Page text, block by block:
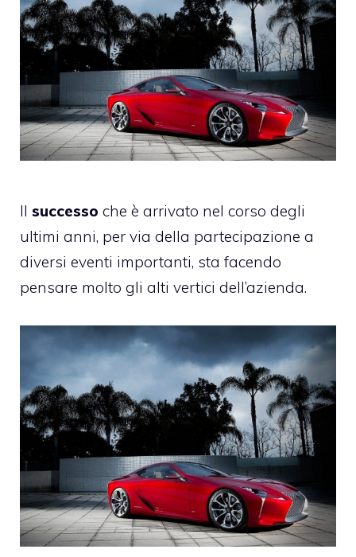
Il successo che è arrivato nel corso degli
ultimi anni, per via della partecipazione a
diversi eventi importanti, sta facendo
pensare molto gli alti vertici dell’azienda.